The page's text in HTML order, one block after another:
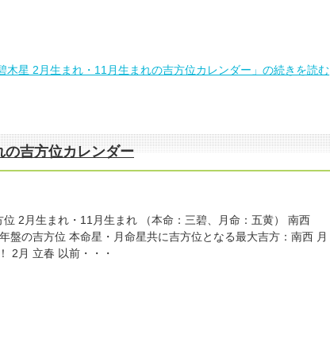
木星 2月生まれ・11月生まれの吉方位カレンダー」の続きを読む
吉方位カレンダー
2月生まれ・11月生まれ （本命：三碧、月命：五黄） 南西
盤の吉方位 本命星・月命星共に吉方位となる最大吉方：南西 月
2月 立春 以前・・・